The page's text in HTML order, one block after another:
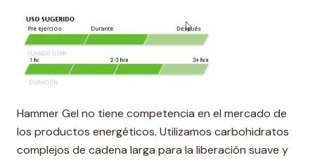
Hammer Gel no tiene competencia en el mercado de
los productos energéticos. Utilizamos carbohidratos
complejos de cadena larga para la liberación suave y